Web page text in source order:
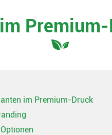
im Premium-Druck